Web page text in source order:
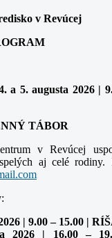
v Revúcej
a 5. augusta 2026 |
TÁBOR
v Revúcej
aj celé
| 9.00 – 15.00 |
2026 | 16.00 –